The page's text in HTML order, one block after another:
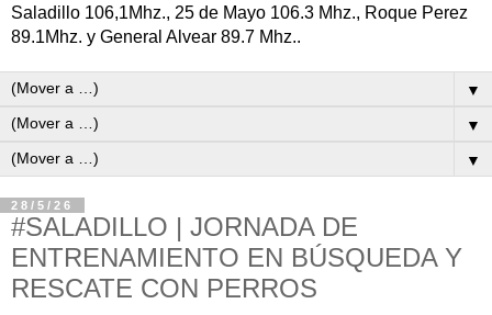
Saladillo 106,1Mhz., 25 de Mayo 106.3 Mhz., Roque Perez
89.1Mhz. y General Alvear 89.7 Mhz..
▼
▼
▼
28/5/26
#SALADILLO | JORNADA DE
ENTRENAMIENTO EN BÚSQUEDA Y
RESCATE CON PERROS